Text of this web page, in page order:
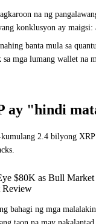
na ng
konklusyon ay
banta mula sa
mga lumang wallet na
ay "hindi
2.4 bilyong
$80K as Bull
Review
bahagi ng mga